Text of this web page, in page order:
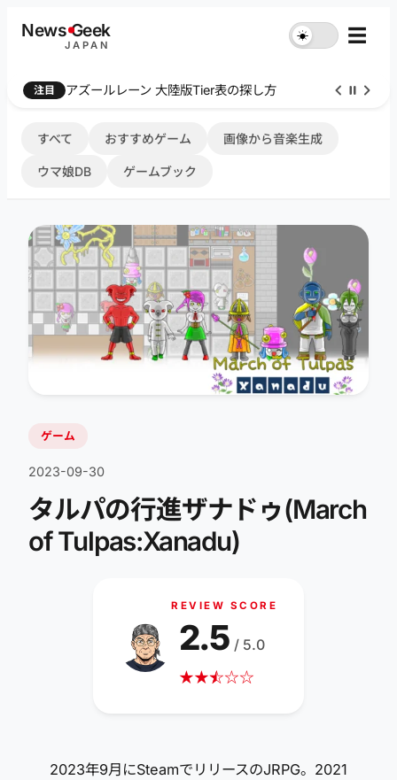
NewsGeek
JAPAN
☀︎ ☰
注目 Farthest Frontier 序盤攻略
すべて おすすめゲーム 画像から音楽生成
ウマ娘DB ゲームブック
ゲーム
2023-09-30
タルパの行進ザナドゥ(March
of Tulpas:Xanadu)
REVIEW SCORE
★★☆
★☆☆
2.5 / 5.0
2023年9月にSteamでリリースのJRPG。2021